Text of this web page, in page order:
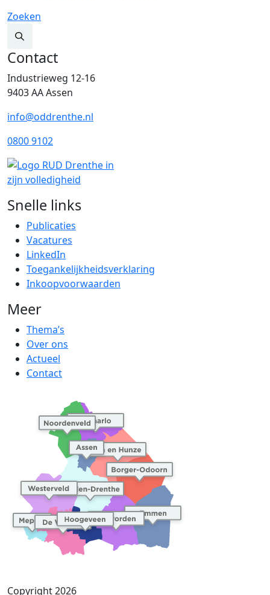
Zoeken
Contact
Industrieweg 12-16
9403 AA Assen
info@oddrenthe.nl
0800 9102
Snelle links
Publicaties
Vacatures
LinkedIn
Toegankelijkheidsverklaring
Inkoopvoorwaarden
Meer
Thema’s
Over ons
Actueel
Contact
Copyright 2026